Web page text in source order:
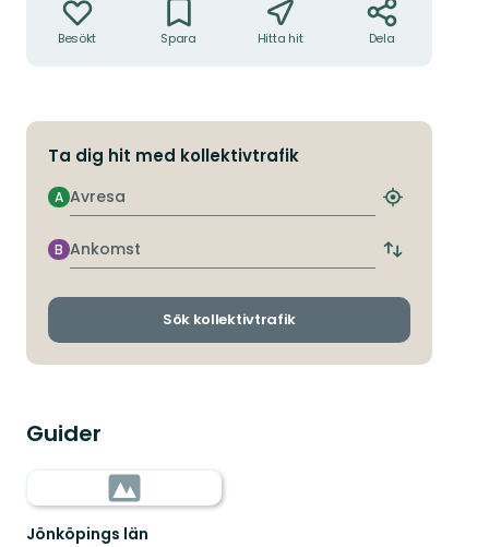
Besökt Spara Hitta hit Dela
Ta dig hit med kollektivtrafik
Avresa
A
Hitta
hållplats
Ankomst
B
Byt
och
Sök kollektivtrafik
Guider
Jönköpings län